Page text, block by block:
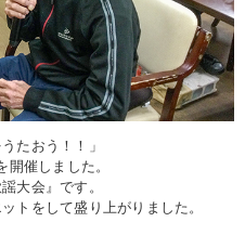
たおう！！」
開催しました。
大会』です。
トをして盛り上がりました。